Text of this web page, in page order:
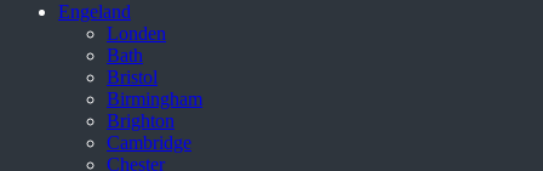
Engeland
Londen
Bath
Bristol
Birmingham
Brighton
Cambridge
Chester